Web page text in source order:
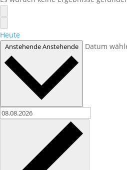
Heute
AnstehendeAnstehende Datum